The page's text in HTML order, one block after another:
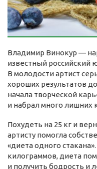
Владимир Винокур —
известный российский
В молодости артист
хороших результатов
начала творческой
и набрал много лишних
Похудеть на 25 кг и
артисту помогла
«диета одного
килограммов, диета
и получить бодрость и